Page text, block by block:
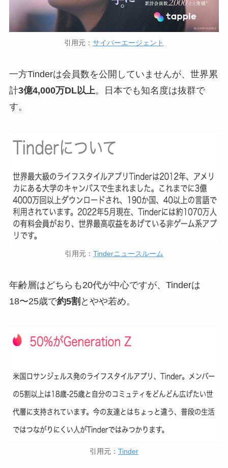
引用元： サイバーエージェント
一方Tinderは会員数を公開していませんが、世界累
計3億4,000万DL以上。日本でも知名度は抜群で
す。
引用元： Tinderニュースルーム
年齢層はどちらも20代が中心ですが、Tinderは
18〜25歳で約5割 とやや若め。
引用元： Tinder